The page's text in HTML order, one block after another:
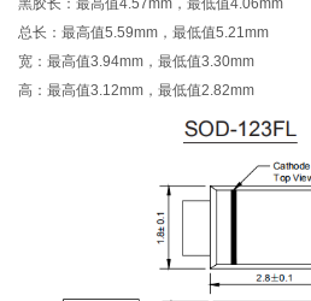
总长：最高值5.59mm，最低值5.21mm
宽：最高值3.94mm，最低值3.30mm
高：最高值3.12mm，最低值2.82mm